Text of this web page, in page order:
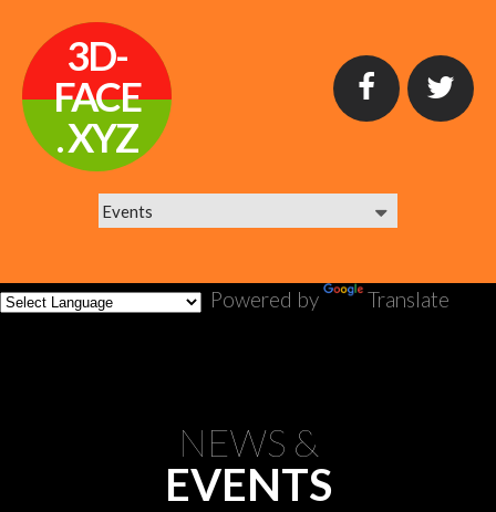
3D-
FACE
. XYZ
Powered by Translate
NEWS &
EVENTS